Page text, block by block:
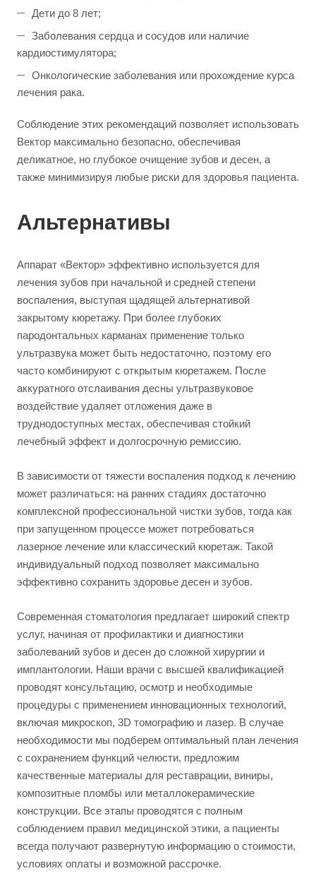
Дети до 8 лет;
Заболевания сердца и сосудов или наличие
кардиостимулятора;
Онкологические заболевания или прохождение курса
лечения рака.
Соблюдение этих рекомендаций позволяет использовать
Вектор максимально безопасно, обеспечивая
деликатное, но глубокое очищение зубов и десен, а
также минимизируя любые риски для здоровья пациента.
Альтернативы
Аппарат «Вектор» эффективно используется для
лечения зубов при начальной и средней степени
воспаления, выступая щадящей альтернативой
закрытому кюретажу. При более глубоких
пародонтальных карманах применение только
ультразвука может быть недостаточно, поэтому его
часто комбинируют с открытым кюретажем. После
аккуратного отслаивания десны ультразвуковое
воздействие удаляет отложения даже в
труднодоступных местах, обеспечивая стойкий
лечебный эффект и долгосрочную ремиссию.
В зависимости от тяжести воспаления подход к лечению
может различаться: на ранних стадиях достаточно
комплексной профессиональной чистки зубов, тогда как
при запущенном процессе может потребоваться
лазерное лечение или классический кюретаж. Такой
индивидуальный подход позволяет максимально
эффективно сохранить здоровье десен и зубов.
Современная стоматология предлагает широкий спектр
услуг, начиная от профилактики и диагностики
заболеваний зубов и десен до сложной хирургии и
имплантологии. Наши врачи с высшей квалификацией
проводят консультацию, осмотр и необходимые
процедуры с применением инновационных технологий,
включая микроскоп, 3D томографию и лазер. В случае
необходимости мы подберем оптимальный план лечения
с сохранением функций челюсти, предложим
качественные материалы для реставрации, виниры,
композитные пломбы или металлокерамические
конструкции. Все этапы проводятся с полным
соблюдением правил медицинской этики, а пациенты
всегда получают развернутую информацию о стоимости,
условиях оплаты и возможной рассрочке.